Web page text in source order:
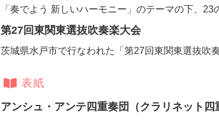
「奏でよう 新しいハーモニー」のテーマの下、
第27回東関東選抜吹奏楽大会
茨城県水戸市で行なわれた「第27回東関東選抜吹
表紙
アンシュ・アンテ四重奏団（クラリネット